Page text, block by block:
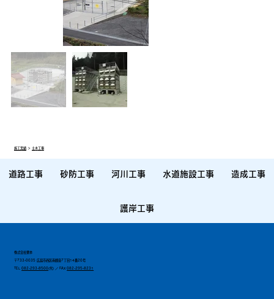
道路工事 砂防工事 河川工事 水道施設工事 造成工事
護岸工事
施工実績＞ 土木工事
株式会社栗本
TEL082-293-8500(代) ／ FAX082-295-8231
〒733-0035 広島市西区南観音7丁目14番20号